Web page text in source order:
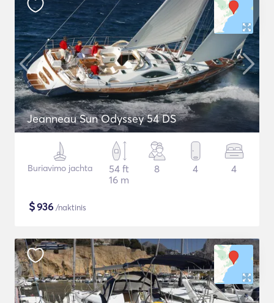
Jeanneau Sun Odyssey 54 DS
Buriavimo jachta
54 ft
16 m
8 4 4
$936 /naktinis